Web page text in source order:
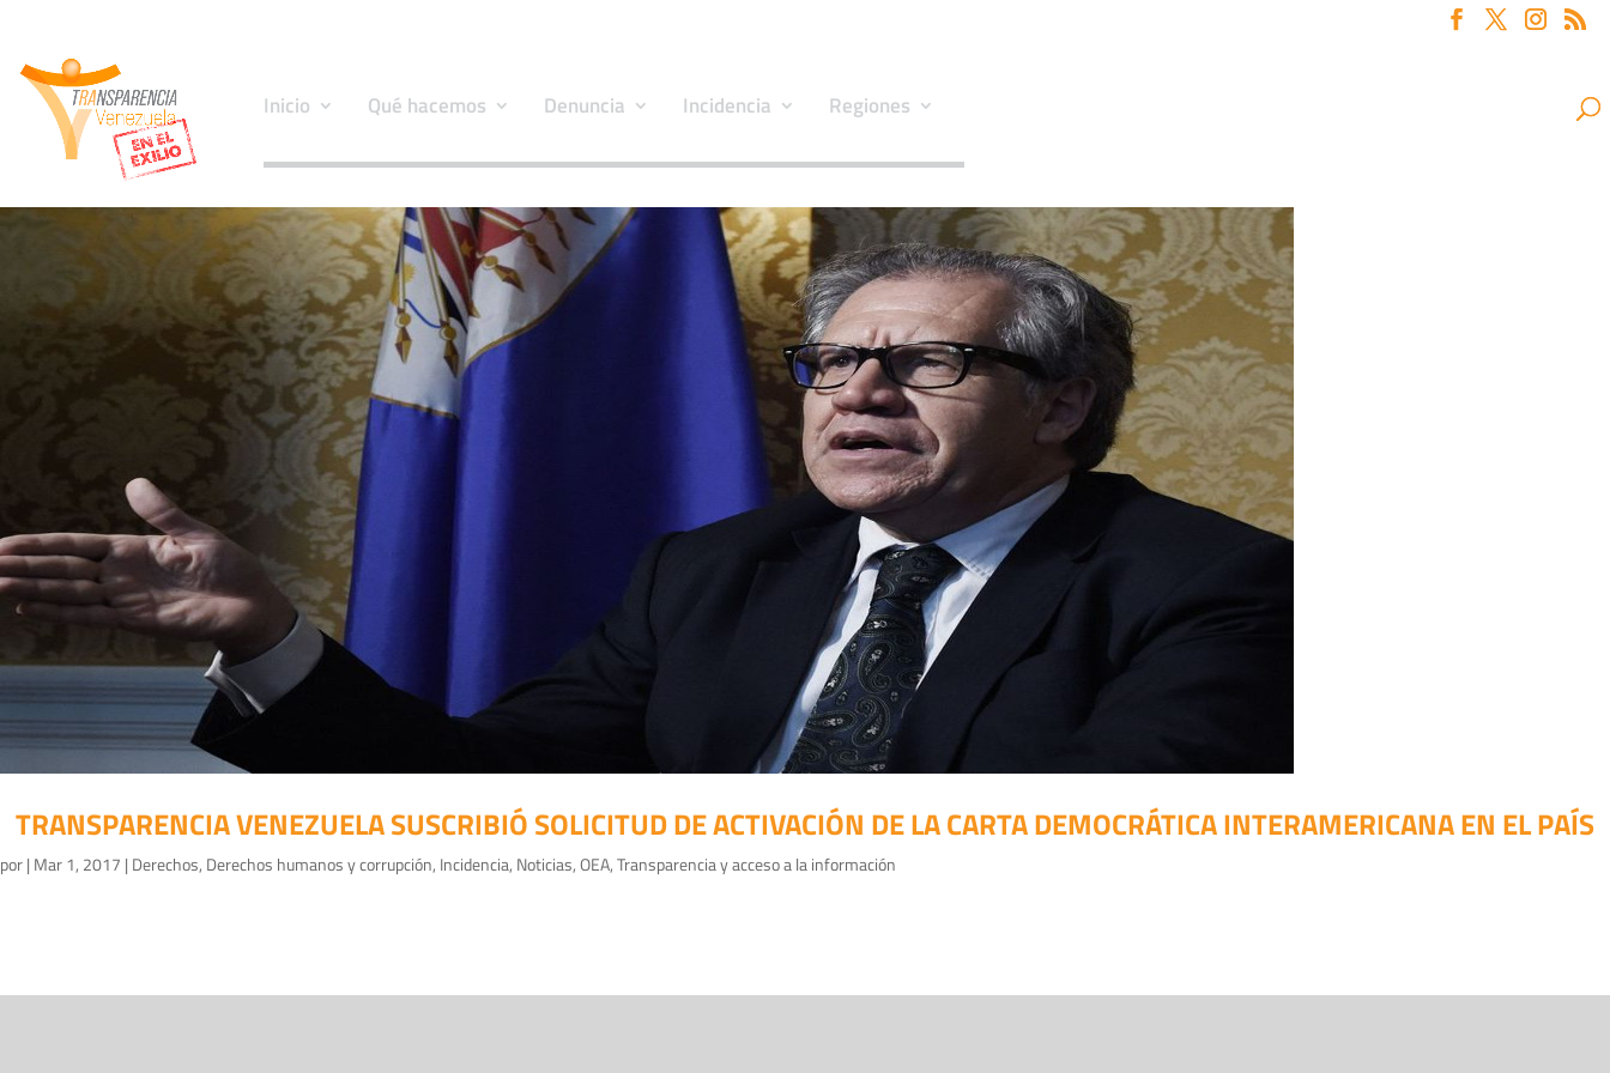
Inicio Qué hacemos Denuncia Incidencia Regiones
TRANSPARENCIA VENEZUELA SUSCRIBIÓ SOLICITUD DE ACTIVACIÓN DE LA CARTA DEMOCRÁTICA INTERAMERICANA EN EL PAÍS
por| Mar 1, 2017 | Derechos, Derechos humanos y corrupción, Incidencia, Noticias,OEA,Transparencia y acceso a la información